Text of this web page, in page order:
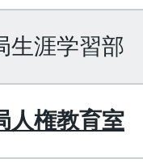
生涯学習部
人権教育室